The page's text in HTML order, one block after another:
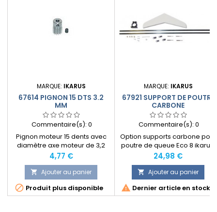
MARQUE: IKARUS
67614 PIGNON 15 DTS 3.2
MM
Commentaire(s): 0
Pignon moteur 15 dents avec
diamètre axe moteur de 3,2
mm pour Eco 8 Ikarus.
Prix
4,77 €
 Ajouter au panier
 Produit plus disponible
MARQUE: IKARUS
67921 SUPPORT DE POUTRE
CARBONE
Commentaire(s): 0
Option supports carbone pour
poutre de queue Eco 8 ikarus.
Prix
24,98 €
 Ajouter au panier
 Dernier article en stock